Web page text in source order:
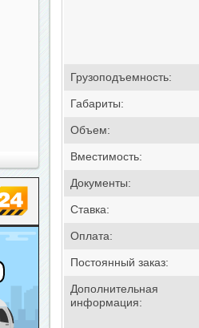
Грузоподъемность:
Габариты:
Объем:
Вместимость:
Документы:
Ставка:
Оплата:
Постоянный заказ:
Дополнительная
информация: